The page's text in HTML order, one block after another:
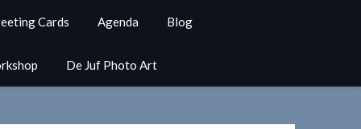
Cards Agenda Blog
De Juf Photo Art